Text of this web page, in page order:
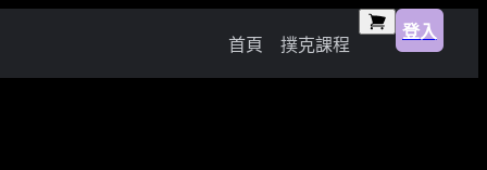
首頁 撲克課程
登入